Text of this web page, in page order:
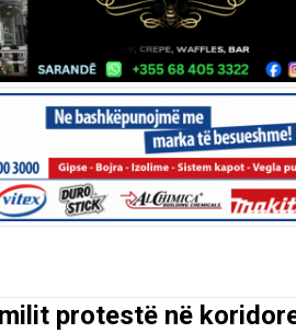
protestë në